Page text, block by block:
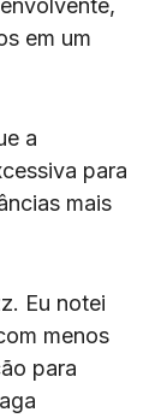
em um
a
para
mais
Eu notei
menos
para